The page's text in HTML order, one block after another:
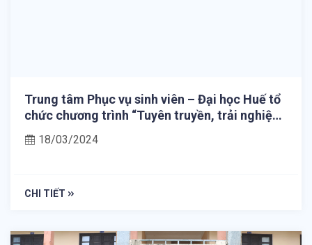
Trung tâm Phục vụ sinh viên – Đại học Huế tổ
chức chương trình “Tuyên truyền, trải nghiệm
và thực hành phòng cháy, chữa cháy và cứu
nạn, cứu hộ” tại các Ký túc xá sinh viên Đại
18/03/2024
CHI TIẾT